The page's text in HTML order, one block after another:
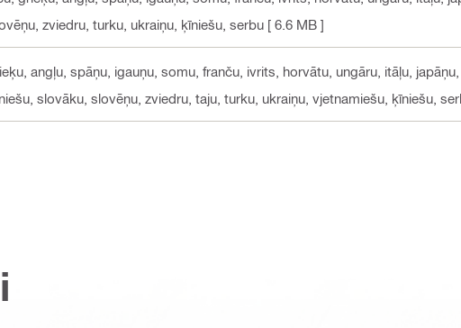
zviedru, turku, ukraiņu, ķīniešu, serbu [ 6.6 MB ]
angļu, spāņu, igauņu, somu, franču, ivrits, horvātu, ungāru, itāļu,
slovāku, slovēņu, zviedru, taju, turku, ukraiņu, vjetnamiešu, ķīniešu,